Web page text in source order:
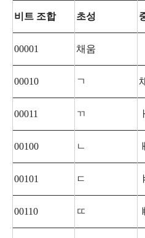
비트 조합 초성
00001 채움
00010 ㄱ
00011 ㄲ ㅏ
00100 ㄴ ㅐ
00101 ㄷ ㅑ
00110 ㄸ ㅒ